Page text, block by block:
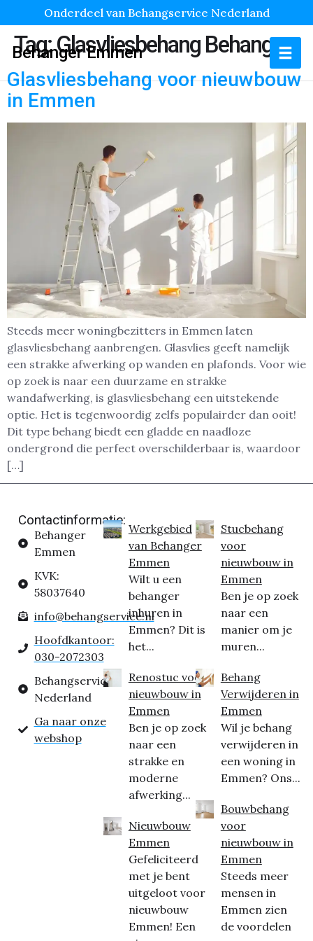
Onderdeel van Behangservice Nederland
Behanger Emmen
Tag:Glasvliesbehang Behanger
Glasvliesbehang voor nieuwbouw
in Emmen
Steeds meer woningbezitters in Emmen laten
glasvliesbehang aanbrengen. Glasvlies geeft namelijk
een strakke afwerking op wanden en plafonds. Voor wie
op zoek is naar een duurzame en strakke
wandafwerking, is glasvliesbehang een uitstekende
optie. Het is tegenwoordig zelfs populairder dan ooit!
Dit type behang biedt een gladde en naadloze
ondergrond die perfect overschilderbaar is, waardoor
[…]
Contactinformatie:
Behanger
Emmen
KVK:
58037640
info@behangservice.nl
Hoofdkantoor:
030-2072303
Behangservice
Nederland
Ga naar onze
webshop
Werkgebied
van Behanger
Emmen
Wilt u een
behanger
inhuren in
Emmen? Dit is
het...
Renostuc voor
nieuwbouw in
Emmen
Ben je op zoek
naar een
strakke en
moderne
afwerking...
Nieuwbouw
Emmen
Gefeliciteerd
met je bent
uitgeloot voor
nieuwbouw
Emmen! Een
Stucbehang
voor
nieuwbouw in
Emmen
Ben je op zoek
naar een
manier om je
muren...
Behang
Verwijderen in
Emmen
Wil je behang
verwijderen in
een woning in
Emmen? Ons...
Bouwbehang
voor
nieuwbouw in
Emmen
Steeds meer
mensen in
Emmen zien
de voordelen